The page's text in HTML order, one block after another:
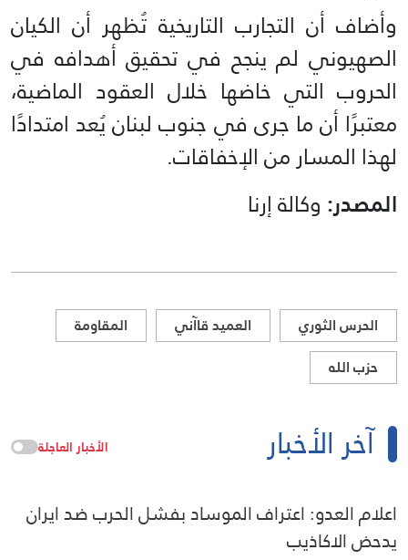
وأضاف أن التجارب التاريخية تُظهر أن الكيان
الصهيوني لم ينجح في تحقيق أهدافه في
الحروب التي خاضها خلال العقود الماضية،
معتبرًا أن ما جرى في جنوب لبنان يُعد امتدادًا
لهذا المسار من الإخفاقات.
المصدر: وكالة إرنا
الحرس الثوري العميد قاآني
المقاومة
حزب الله
آخر الأخبار الأخبار العاجلة
اعلام العدو: اعتراف الموساد بفشل الحرب ضد ايران
يدحض الاكاذيب